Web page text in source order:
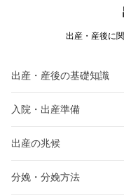
出産・産後に
出産・産後の基礎知識
入院・出産準備
出産の兆候
分娩・分娩方法